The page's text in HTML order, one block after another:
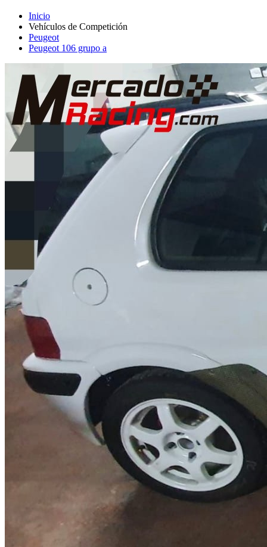
Vehículos de Competición
Peugeot
Peugeot 106 grupo a